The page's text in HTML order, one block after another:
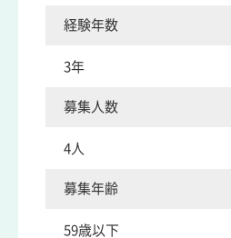
経験年数
3年
募集人数
4人
募集年齢
59歳以下